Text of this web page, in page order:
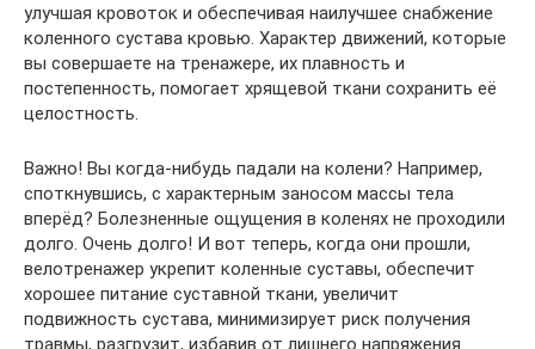
улучшая кровоток и обеспечивая наилучшее снабжение
коленного сустава кровью. Характер движений, которые
вы совершаете на тренажере, их плавность и
постепенность, помогает хрящевой ткани сохранить её
целостность.
Важно! Вы когда-нибудь падали на колени? Например,
споткнувшись, с характерным заносом массы тела
вперёд? Болезненные ощущения в коленях не проходили
долго. Очень долго! И вот теперь, когда они прошли,
велотренажер укрепит коленные суставы, обеспечит
хорошее питание суставной ткани, увеличит
подвижность сустава, минимизирует риск получения
травмы, разгрузит, избавив от лишнего напряжения.